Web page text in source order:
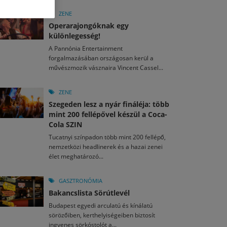
2026. JÚL. 15.
nézők 10 kedvenc filmje 2026 első félévében
án hozzánk is megérkezik a Rocktábor
2026. JÚL. 29.
a jubileumi Művészetek Völgye – még öt
kulturális ünnep
egy mese: 30 napos mesekihívást indít a Libri
2026. MÁJ. 11.
László kapta az Artisjus Irodalmi Nagydíjat
ZENE
Operarajongóknak egy
különlegesség!
A Pannónia Entertainment
forgalmazásában országosan kerül a
művészmozik vásznaira Vincent Cassel...
ZENE
Szegeden lesz a nyár fináléja: több
mint 200 fellépővel készül a Coca-
Cola SZIN
Tucatnyi színpadon több mint 200 fellépő,
nemzetközi headlinerek és a hazai zenei
élet meghatározó...
GASZTRONÓMIA
Bakancslista Sörútlevél
Budapest egyedi arculatú és kínálatú
sörözőiben, kerthelyiségeiben biztosít
ingyenes sörkóstolót a...